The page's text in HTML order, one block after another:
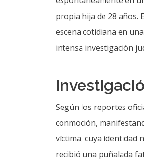
propia hija de 28 años.
escena cotidiana en
intensa investigación
Según los reportes
conmoción,
víctima, cuya identidad
recibió una puñalada